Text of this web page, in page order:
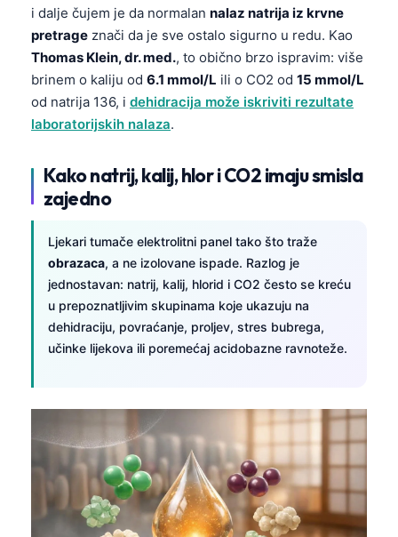
i dalje čujem je da normalan nalaz natrija iz krvne
pretrage znači da je sve ostalo sigurno u redu. Kao
Thomas Klein, dr. med., to obično brzo ispravim: više
brinem o kaliju od 6.1 mmol/L ili o CO2 od 15 mmol/L
od natrija 136, i dehidracija može iskriviti rezultate
laboratorijskih nalaza.
Kako natrij, kalij, hlor i CO2 imaju smisla
zajedno
Ljekari tumače elektrolitni panel tako što traže
obrazaca, a ne izolovane ispade. Razlog je
jednostavan: natrij, kalij, hlorid i CO2 često se kreću
u prepoznatljivim skupinama koje ukazuju na
dehidraciju, povraćanje, proljev, stres bubrega,
učinke lijekova ili poremećaj acidobazne ravnoteže.